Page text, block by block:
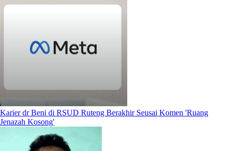
Karier dr Beni di RSUD Ruteng Berakhir Seusai Komen 'Ruang
Jenazah Kosong'